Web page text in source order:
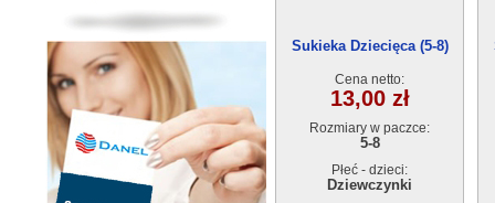
Sukieka Dziecięca (5-8)
Cena netto:
13,00 zł
Rozmiary w paczce:
5-8
Płeć - dzieci:
Dziewczynki